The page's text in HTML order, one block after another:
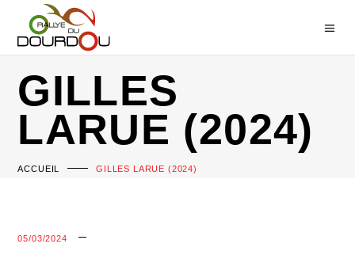
GILLES
LARUE (2024)
ACCUEIL GILLES LARUE (2024)
05/03/2024